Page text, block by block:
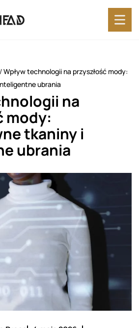
/Wpływ technologii na przyszłość mody:
ubrania
na
mody:
tkaniny i
ubrania